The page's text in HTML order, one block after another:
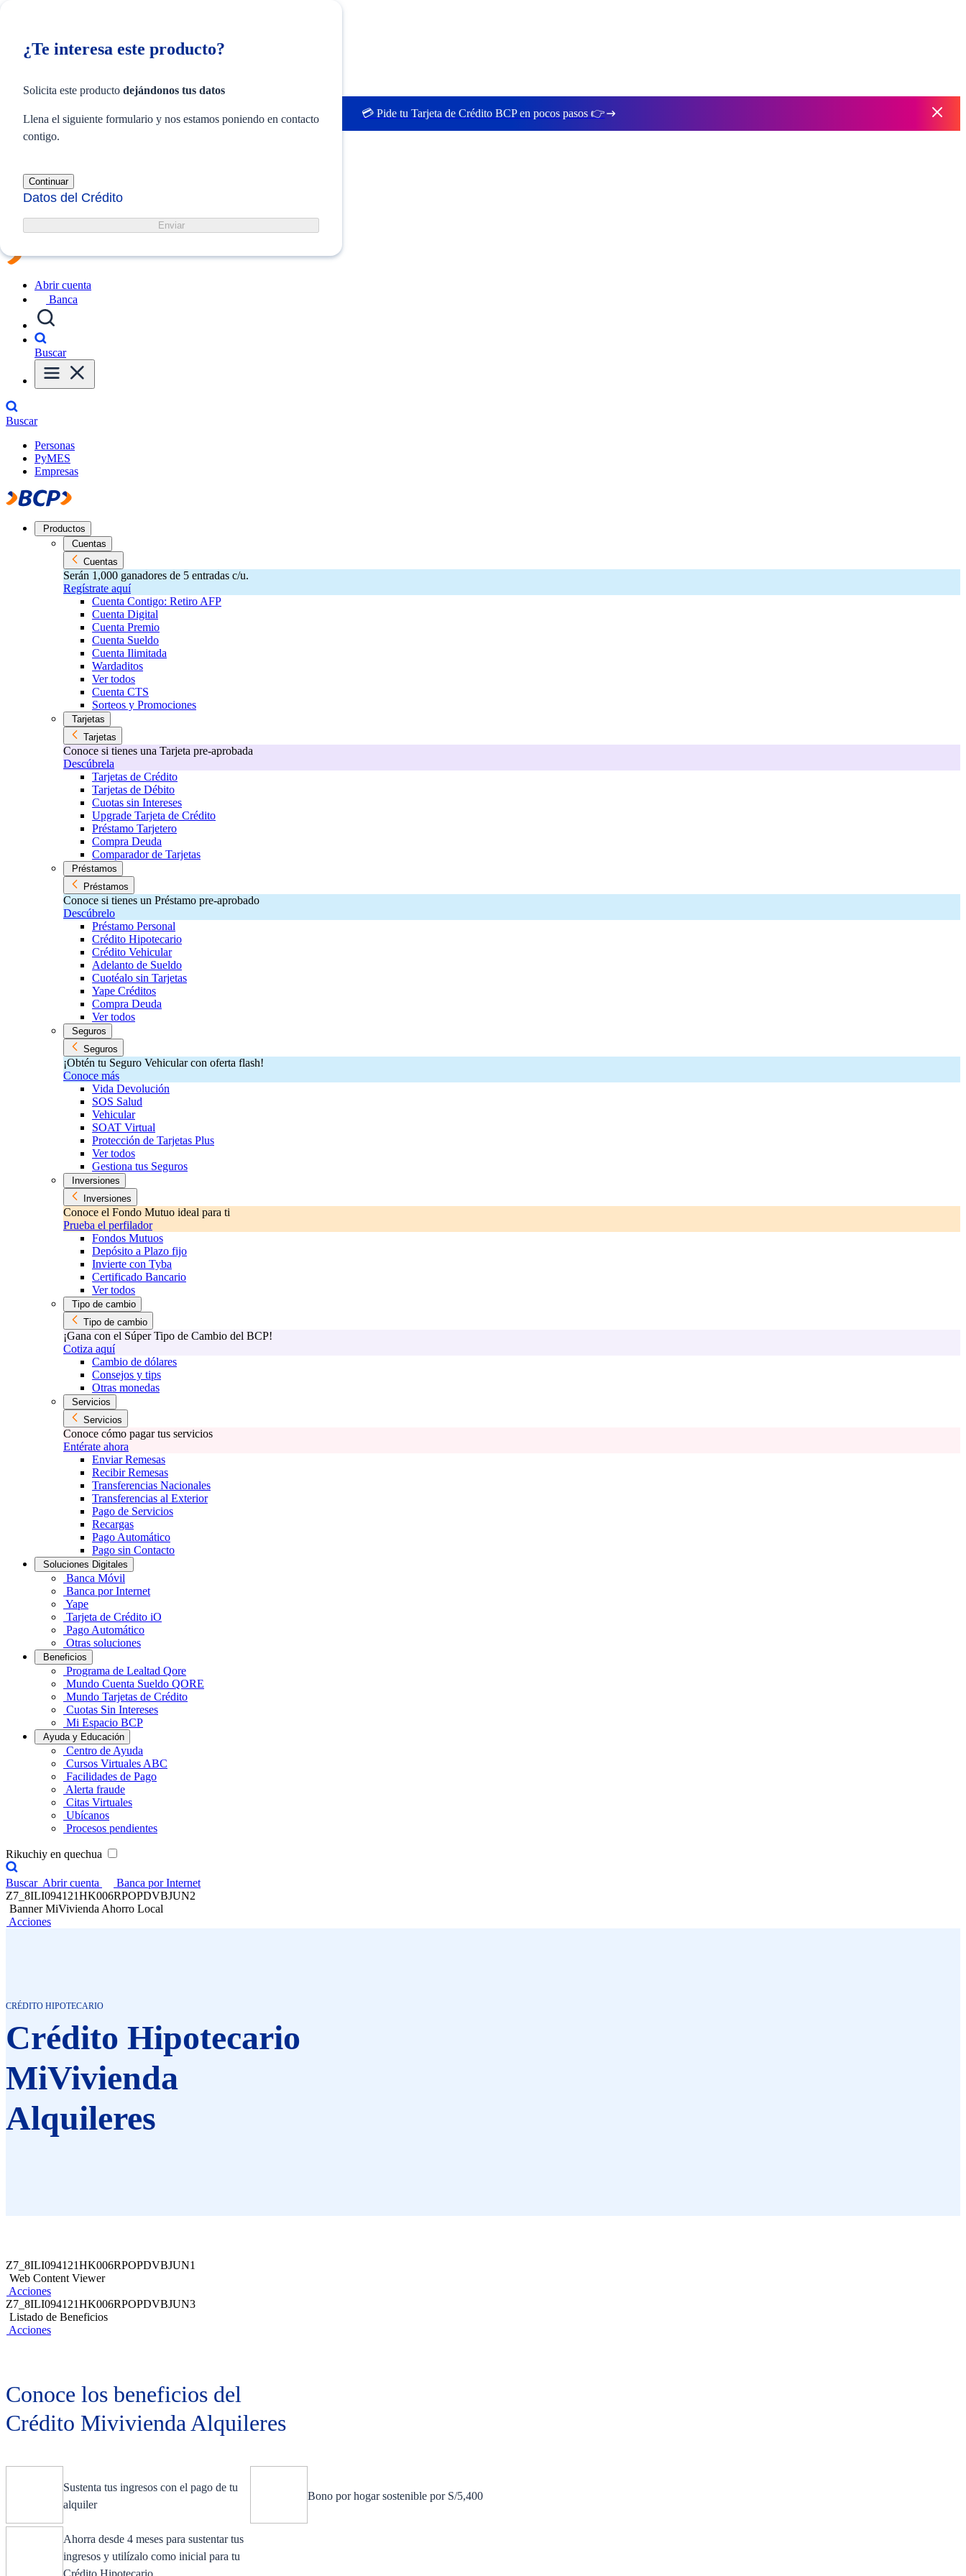
Acciones
Acciones
💳 Pide tu Tarjeta de Crédito BCP en pocos pasos 👉
Empresas
Español
Abrir cuenta
Banca
Buscar
Buscar
Personas
PyMES
Empresas
Productos
Cuentas
Cuentas
Serán 1,000 ganadores de 5 entradas c/u.
Regístrate aquí
Cuenta Contigo: Retiro AFP
Cuenta Digital
Cuenta Premio
Cuenta Sueldo
Cuenta Ilimitada
Wardaditos
Ver todos
Cuenta CTS
Sorteos y Promociones
Tarjetas
Tarjetas
Conoce si tienes una Tarjeta pre-aprobada
Descúbrela
Tarjetas de Crédito
Tarjetas de Débito
Cuotas sin Intereses
Upgrade Tarjeta de Crédito
Préstamo Tarjetero
Compra Deuda
Comparador de Tarjetas
Préstamos
Préstamos
Conoce si tienes un Préstamo pre-aprobado
Descúbrelo
Préstamo Personal
Crédito Hipotecario
Crédito Vehicular
Adelanto de Sueldo
Cuotéalo sin Tarjetas
Yape Créditos
Compra Deuda
Ver todos
Seguros
Seguros
¡Obtén tu Seguro Vehicular con oferta flash!
Conoce más
Vida Devolución
SOS Salud
Vehicular
SOAT Virtual
Protección de Tarjetas Plus
Ver todos
Gestiona tus Seguros
Inversiones
Inversiones
Conoce el Fondo Mutuo ideal para ti
Prueba el perfilador
Fondos Mutuos
Depósito a Plazo fijo
Invierte con Tyba
Certificado Bancario
Ver todos
Tipo de cambio
Tipo de cambio
¡Gana con el Súper Tipo de Cambio del BCP!
Cotiza aquí
Cambio de dólares
Consejos y tips
Otras monedas
Servicios
Servicios
Conoce cómo pagar tus servicios
Entérate ahora
Enviar Remesas
Recibir Remesas
Transferencias Nacionales
Transferencias al Exterior
Pago de Servicios
Recargas
Pago Automático
Pago sin Contacto
Soluciones Digitales
Banca Móvil
Banca por Internet
Yape
Tarjeta de Crédito iO
Pago Automático
Otras soluciones
Beneficios
Programa de Lealtad Qore
Mundo Cuenta Sueldo QORE
Mundo Tarjetas de Crédito
Cuotas Sin Intereses
Mi Espacio BCP
Ayuda y Educación
Centro de Ayuda
Cursos Virtuales ABC
Facilidades de Pago
Alerta fraude
Citas Virtuales
Ubícanos
Procesos pendientes
Rikuchiy en quechua
Buscar Abrir cuenta
Banca por Internet
Z7_8ILI094121HK006RPOPDVBJUN2
Banner MiVivienda Ahorro Local
Acciones
CRÉDITO HIPOTECARIO
Crédito Hipotecario​
MiVivienda​
Alquileres
Z7_8ILI094121HK006RPOPDVBJUN1
Web Content Viewer
Acciones
¿Te interesa este producto?
Solicita este producto dejándonos tus datos
Llena el siguiente formulario y nos estamos poniendo en contacto
contigo.
Continuar
Datos del Crédito
Enviar
Z7_8ILI094121HK006RPOPDVBJUN3
Listado de Beneficios
Acciones
Conoce los beneficios del
Crédito Mivivienda Alquileres
Sustenta tus ingresos​ con el pago de tu
alquiler
Bono por hogar sostenible por S/5,400
Ahorra desde 4 meses para sustentar tus
ingresos y utilízalo como inicial para tu
Crédito Hipotecario